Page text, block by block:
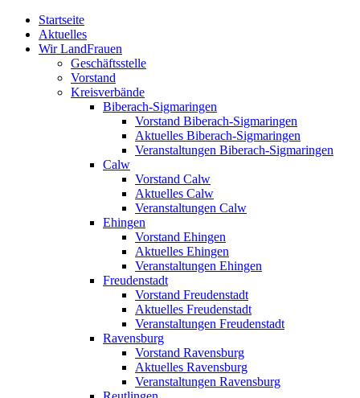
Zum
Inhalt
springen
Startseite
Aktuelles
Wir LandFrauen
Geschäftsstelle
Vorstand
Kreisverbände
Biberach-Sigmaringen
Vorstand Biberach-Sigmaringen
Aktuelles Biberach-Sigmaringen
Veranstaltungen Biberach-Sigmaringen
Calw
Vorstand Calw
Aktuelles Calw
Veranstaltungen Calw
Ehingen
Vorstand Ehingen
Aktuelles Ehingen
Veranstaltungen Ehingen
Freudenstadt
Vorstand Freudenstadt
Aktuelles Freudenstadt
Veranstaltungen Freudenstadt
Ravensburg
Vorstand Ravensburg
Aktuelles Ravensburg
Veranstaltungen Ravensburg